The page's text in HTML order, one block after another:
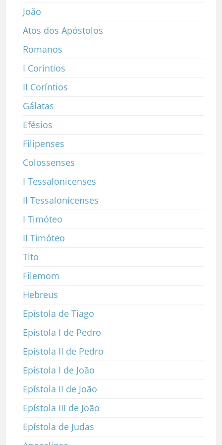
João
Atos dos Apóstolos
Romanos
I Coríntios
II Coríntios
Gálatas
Efésios
Filipenses
Colossenses
I Tessalonicenses
II Tessalonicenses
I Timóteo
II Timóteo
Tito
Filemom
Hebreus
Epístola de Tiago
Epístola I de Pedro
Epístola II de Pedro
Epístola I de João
Epístola II de João
Epístola III de João
Epístola de Judas